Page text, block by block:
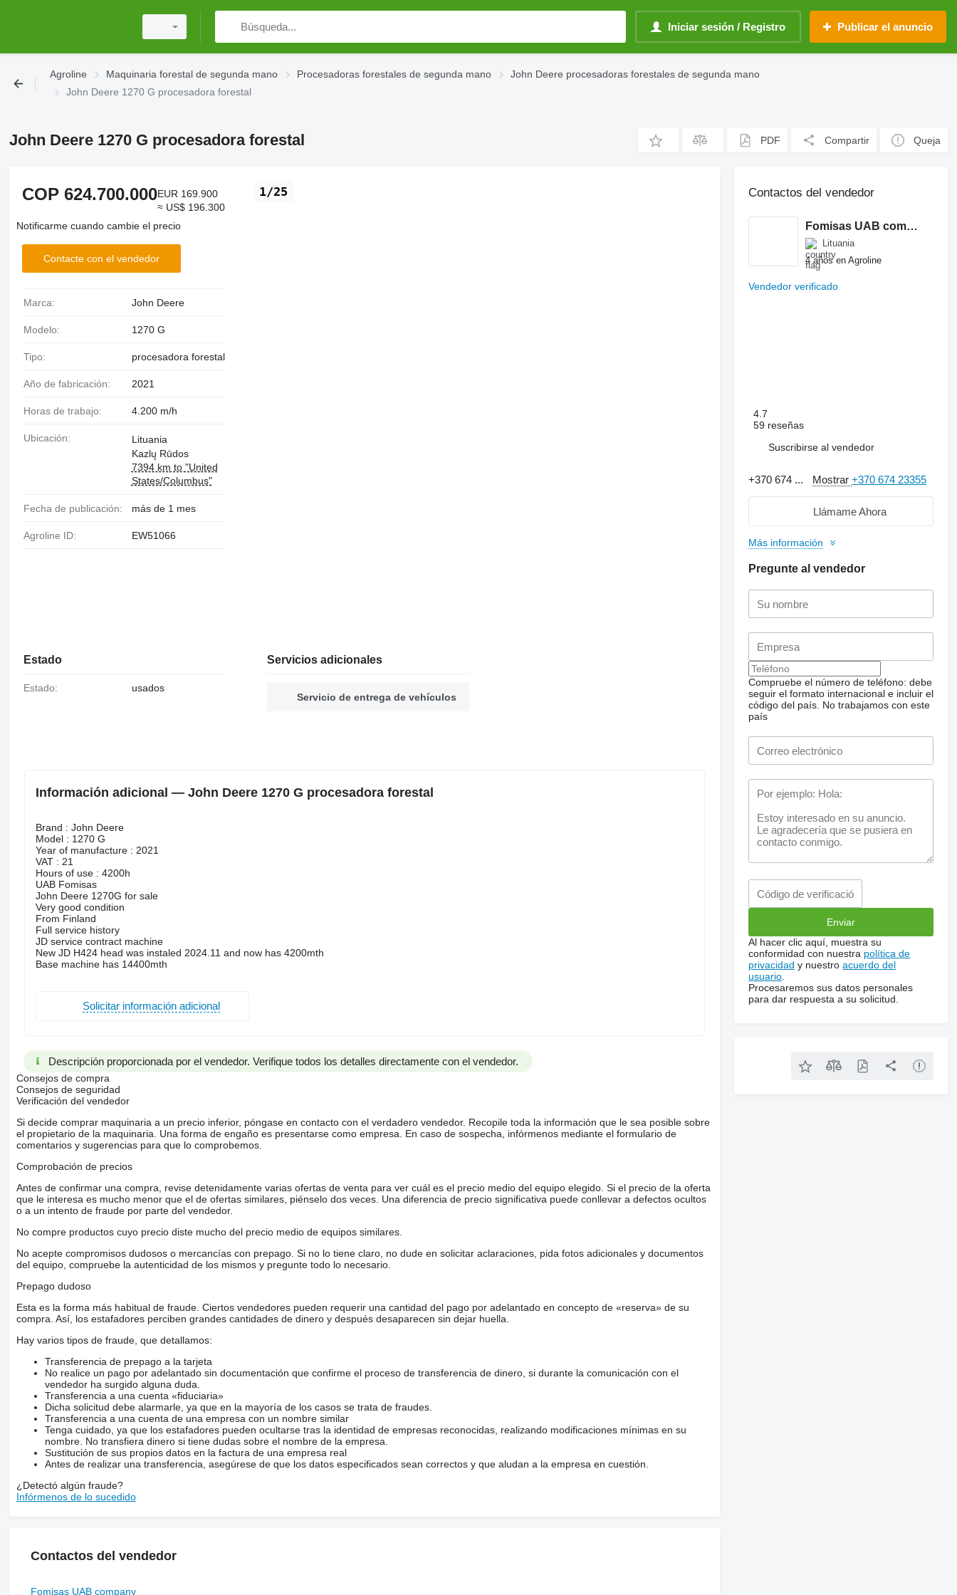
Iniciar sesión / Registro Publicar el anuncio
Agroline Maquinaria forestal de segunda mano Procesadoras forestales de segunda mano
John Deere procesadoras forestales de segunda mano
John Deere 1270 G procesadora forestal
John Deere 1270 G procesadora forestal PDF Compartir Queja
1/25
COP 624.700.000EUR 169.900
≈ US$ 196.300
Notificarme cuando cambie el precio
Contacte con el vendedor
Marca: John Deere
Modelo: 1270 G
Tipo: procesadora forestal
Año de fabricación: 2021
Horas de trabajo: 4.200 m/h
Ubicación:
Lituania
Kazlų Rūdos
7394 km to "United
States/Columbus"
Fecha de publicación: más de 1 mes
Agroline ID: EW51066
Estado
Estado: usados
Servicios adicionales
Servicio de entrega de vehículos
Información adicional — John Deere 1270 G procesadora forestal
Brand : John Deere
Model : 1270 G
Year of manufacture : 2021
VAT : 21
Hours of use : 4200h
UAB Fomisas
John Deere 1270G for sale
Very good condition
From Finland
Full service history
JD service contract machine
New JD H424 head was instaled 2024.11 and now has 4200mth
Base machine has 14400mth
Solicitar información adicional
Descripción proporcionada por el vendedor. Verifique todos los detalles directamente con el vendedor.
Consejos de compra
Consejos de seguridad
Verificación del vendedor
Si decide comprar maquinaria a un precio inferior, póngase en contacto con el verdadero vendedor. Recopile toda la información que le sea posible sobre
el propietario de la maquinaria. Una forma de engaño es presentarse como empresa. En caso de sospecha, infórmenos mediante el formulario de
comentarios y sugerencias para que lo comprobemos.
Comprobación de precios
Antes de confirmar una compra, revise detenidamente varias ofertas de venta para ver cuál es el precio medio del equipo elegido. Si el precio de la oferta
que le interesa es mucho menor que el de ofertas similares, piénselo dos veces. Una diferencia de precio significativa puede conllevar a defectos ocultos
o a un intento de fraude por parte del vendedor.
No compre productos cuyo precio diste mucho del precio medio de equipos similares.
No acepte compromisos dudosos o mercancías con prepago. Si no lo tiene claro, no dude en solicitar aclaraciones, pida fotos adicionales y documentos
del equipo, compruebe la autenticidad de los mismos y pregunte todo lo necesario.
Prepago dudoso
Esta es la forma más habitual de fraude. Ciertos vendedores pueden requerir una cantidad del pago por adelantado en concepto de «reserva» de su
compra. Así, los estafadores perciben grandes cantidades de dinero y después desaparecen sin dejar huella.
Hay varios tipos de fraude, que detallamos:
Transferencia de prepago a la tarjeta
No realice un pago por adelantado sin documentación que confirme el proceso de transferencia de dinero, si durante la comunicación con el
vendedor ha surgido alguna duda.
Transferencia a una cuenta «fiduciaria»
Dicha solicitud debe alarmarle, ya que en la mayoría de los casos se trata de fraudes.
Transferencia a una cuenta de una empresa con un nombre similar
Tenga cuidado, ya que los estafadores pueden ocultarse tras la identidad de empresas reconocidas, realizando modificaciones mínimas en su
nombre. No transfiera dinero si tiene dudas sobre el nombre de la empresa.
Sustitución de sus propios datos en la factura de una empresa real
Antes de realizar una transferencia, asegúrese de que los datos especificados sean correctos y que aludan a la empresa en cuestión.
¿Detectó algún fraude?
Infórmenos de lo sucedido
Contactos del vendedor
Fomisas UAB company
Contactos del vendedor
Fomisas UAB company
Lituania
4 años en Agroline
Vendedor verificado
4.7
59 reseñas
Suscribirse al vendedor
+370 674 ... Mostrar+370 674 23355
Llámame Ahora
Más información
Pregunte al vendedor
Compruebe el número de teléfono: debe
seguir el formato internacional e incluir el
código del país. No trabajamos con este
país
Al hacer clic aquí, muestra su
conformidad con nuestra política de
privacidad y nuestroacuerdo del
usuario
Procesaremos sus datos personales
para dar respuesta a su solicitud.